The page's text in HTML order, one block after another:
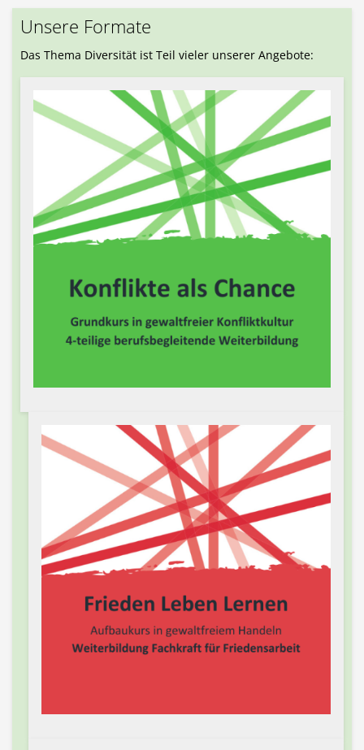
Unsere Formate
Das Thema Diversität ist Teil vieler unserer Angebote: